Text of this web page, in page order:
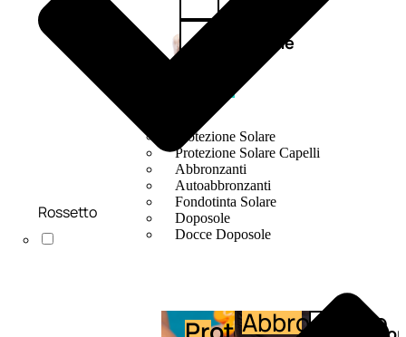
Colorazione
Protezione Solare
Protezione Solare Capelli
Abbronzanti
Autoabbronzanti
Fondotinta Solare
Doposole
Docce Doposole
Abbronzante
Rossetto